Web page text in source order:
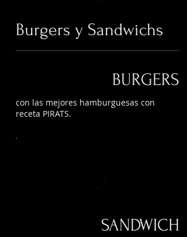
Burgers y Sandwichs
BURGERS
con las mejores hamburguesas con
receta PIRATS.
SANDWICH